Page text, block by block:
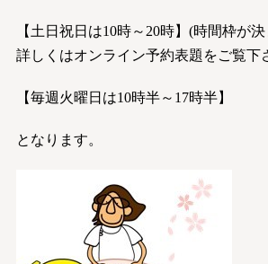
【土日祝日は10時～20時】(時間枠が
詳しくはオンライン予約表題をご覧下
【毎週火曜日は10時半～17時半】
となります。